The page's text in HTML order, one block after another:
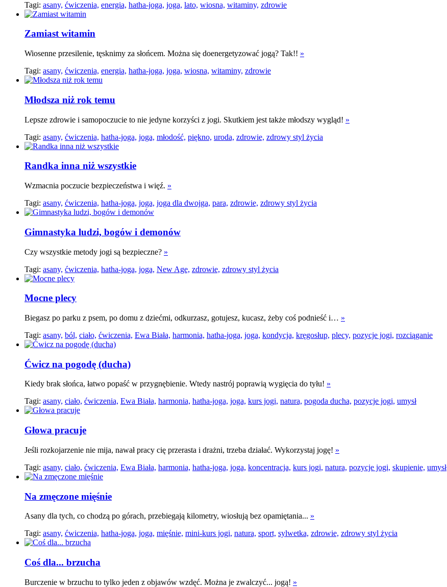
Tagi: asany, ćwiczenia, energia, hatha-joga, joga, lato, wiosna, witaminy, zdrowie
Zamiast witamin
Wiosenne przesilenie, tęsknimy za słońcem. Można się doenergetyzować jogą? Tak!! »
Tagi: asany, ćwiczenia, energia, hatha-joga, joga, wiosna, witaminy, zdrowie
Młodsza niż rok temu
Lepsze zdrowie i samopoczucie to nie jedyne korzyści z jogi. Skutkiem jest także młodszy wygląd! »
Tagi: asany, ćwiczenia, hatha-joga, joga, młodość, piękno, uroda, zdrowie, zdrowy styl życia
Randka inna niż wszystkie
Wzmacnia poczucie bezpieczeństwa i więź. »
Tagi: asany, ćwiczenia, hatha-joga, joga, joga dla dwojga, para, zdrowie, zdrowy styl życia
Gimnastyka ludzi, bogów i demonów
Czy wszystkie metody jogi są bezpieczne? »
Tagi: asany, ćwiczenia, hatha-joga, joga, New Age, zdrowie, zdrowy styl życia
Mocne plecy
Biegasz po parku z psem, po domu z dziećmi, odkurzasz, gotujesz, kucasz, żeby coś podnieść i… »
Tagi: asany, ból, ciało, ćwiczenia, Ewa Biała, harmonia, hatha-joga, joga, kondycja, kręgosłup, plecy, pozycje jogi, rozciąganie
Ćwicz na pogodę (ducha)
Kiedy brak słońca, łatwo popaść w przygnębienie. Wtedy nastrój poprawią wygięcia do tyłu! »
Tagi: asany, ciało, ćwiczenia, Ewa Biała, harmonia, hatha-joga, joga, kurs jogi, natura, pogoda ducha, pozycje jogi, umysł
Głowa pracuje
Jeśli rozkojarzenie nie mija, nawał pracy cię przerasta i drażni, trzeba działać. Wykorzystaj jogę! »
Tagi: asany, ciało, ćwiczenia, Ewa Biała, harmonia, hatha-joga, joga, koncentracja, kurs jogi, natura, pozycje jogi, skupienie, umysł
Na zmęczone mięśnie
Asany dla tych, co chodzą po górach, przebiegają kilometry, wiosłują bez opamiętania... »
Tagi: asany, ćwiczenia, hatha-joga, joga, mięśnie, mini-kurs jogi, natura, sport, sylwetka, zdrowie, zdrowy styl życia
Coś dla... brzucha
Burczenie w brzuchu to tylko jeden z objawów wzdęć. Można je zwalczyć... jogą! »